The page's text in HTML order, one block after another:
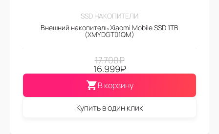
SSD НАКОПИТЕЛИ
Внешний накопитель Xiaomi Mobile SSD 1TB
(XMYDGT01QM)
17.700₽
16.999₽
В корзину
Купить в один клик